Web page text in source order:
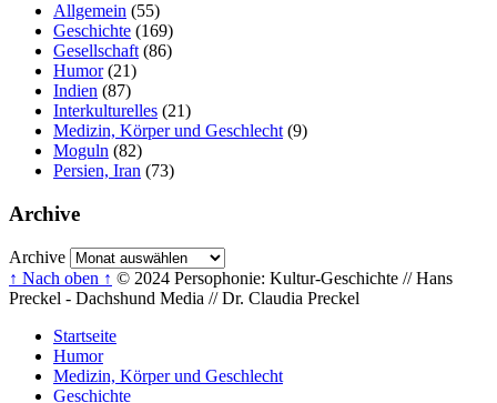
Allgemein (55)
Geschichte (169)
Gesellschaft (86)
Humor(21)
Indien (87)
Interkulturelles (21)
Medizin, Körper und Geschlecht (9)
Moguln (82)
Persien, Iran (73)
Archive
Archive
↑ Nach oben ↑ © 2024 Persophonie: Kultur-Geschichte // Hans
Preckel - Dachshund Media // Dr. Claudia Preckel
Startseite
Humor
Medizin, Körper und Geschlecht
Geschichte